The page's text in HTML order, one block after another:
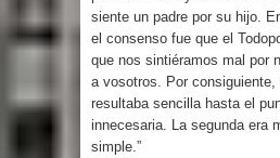
siente un padre por su hijo.
el consenso fue que el
que nos sintiéramos mal por
a vosotros. Por consiguiente,
resultaba sencilla hasta el
innecesaria. La segunda era
simple.”